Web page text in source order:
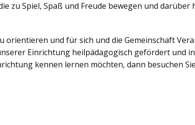
zu Spiel, Spaß und Freude bewegen und darüber
orientieren und für sich und die Gemeinschaft
Einrichtung heilpädagogisch gefördert und
kennen lernen möchten, dann besuchen